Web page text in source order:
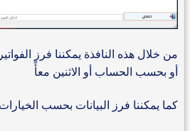
من خلال هذه النافذة يمكننا فرز
أو بحسب الحساب أو الاثنين معأً
كما يمكننا فرز البيانات بحسب